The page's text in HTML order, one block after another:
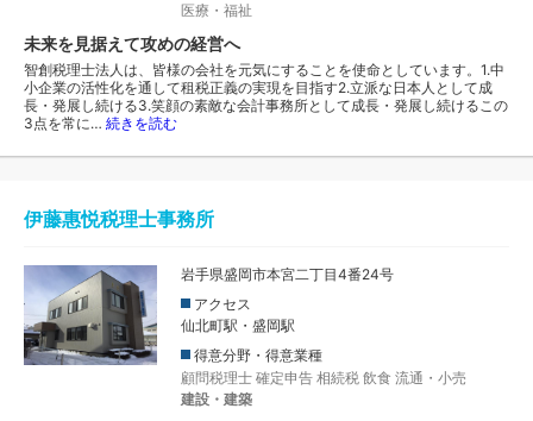
医療・福祉
未来を見据えて攻めの経営へ
智創税理士法人は、皆様の会社を元気にすることを使命としています。1.中
小企業の活性化を通して租税正義の実現を目指す2.立派な日本人として成
長・発展し続ける3.笑顔の素敵な会計事務所として成長・発展し続けるこの
3点を常に… 続きを読む
伊藤惠悦税理士事務所
岩手県盛岡市本宮二丁目4番24号
アクセス
仙北町駅・盛岡駅
得意分野・得意業種
顧問税理士 確定申告 相続税 飲食 流通・小売
建設・建築